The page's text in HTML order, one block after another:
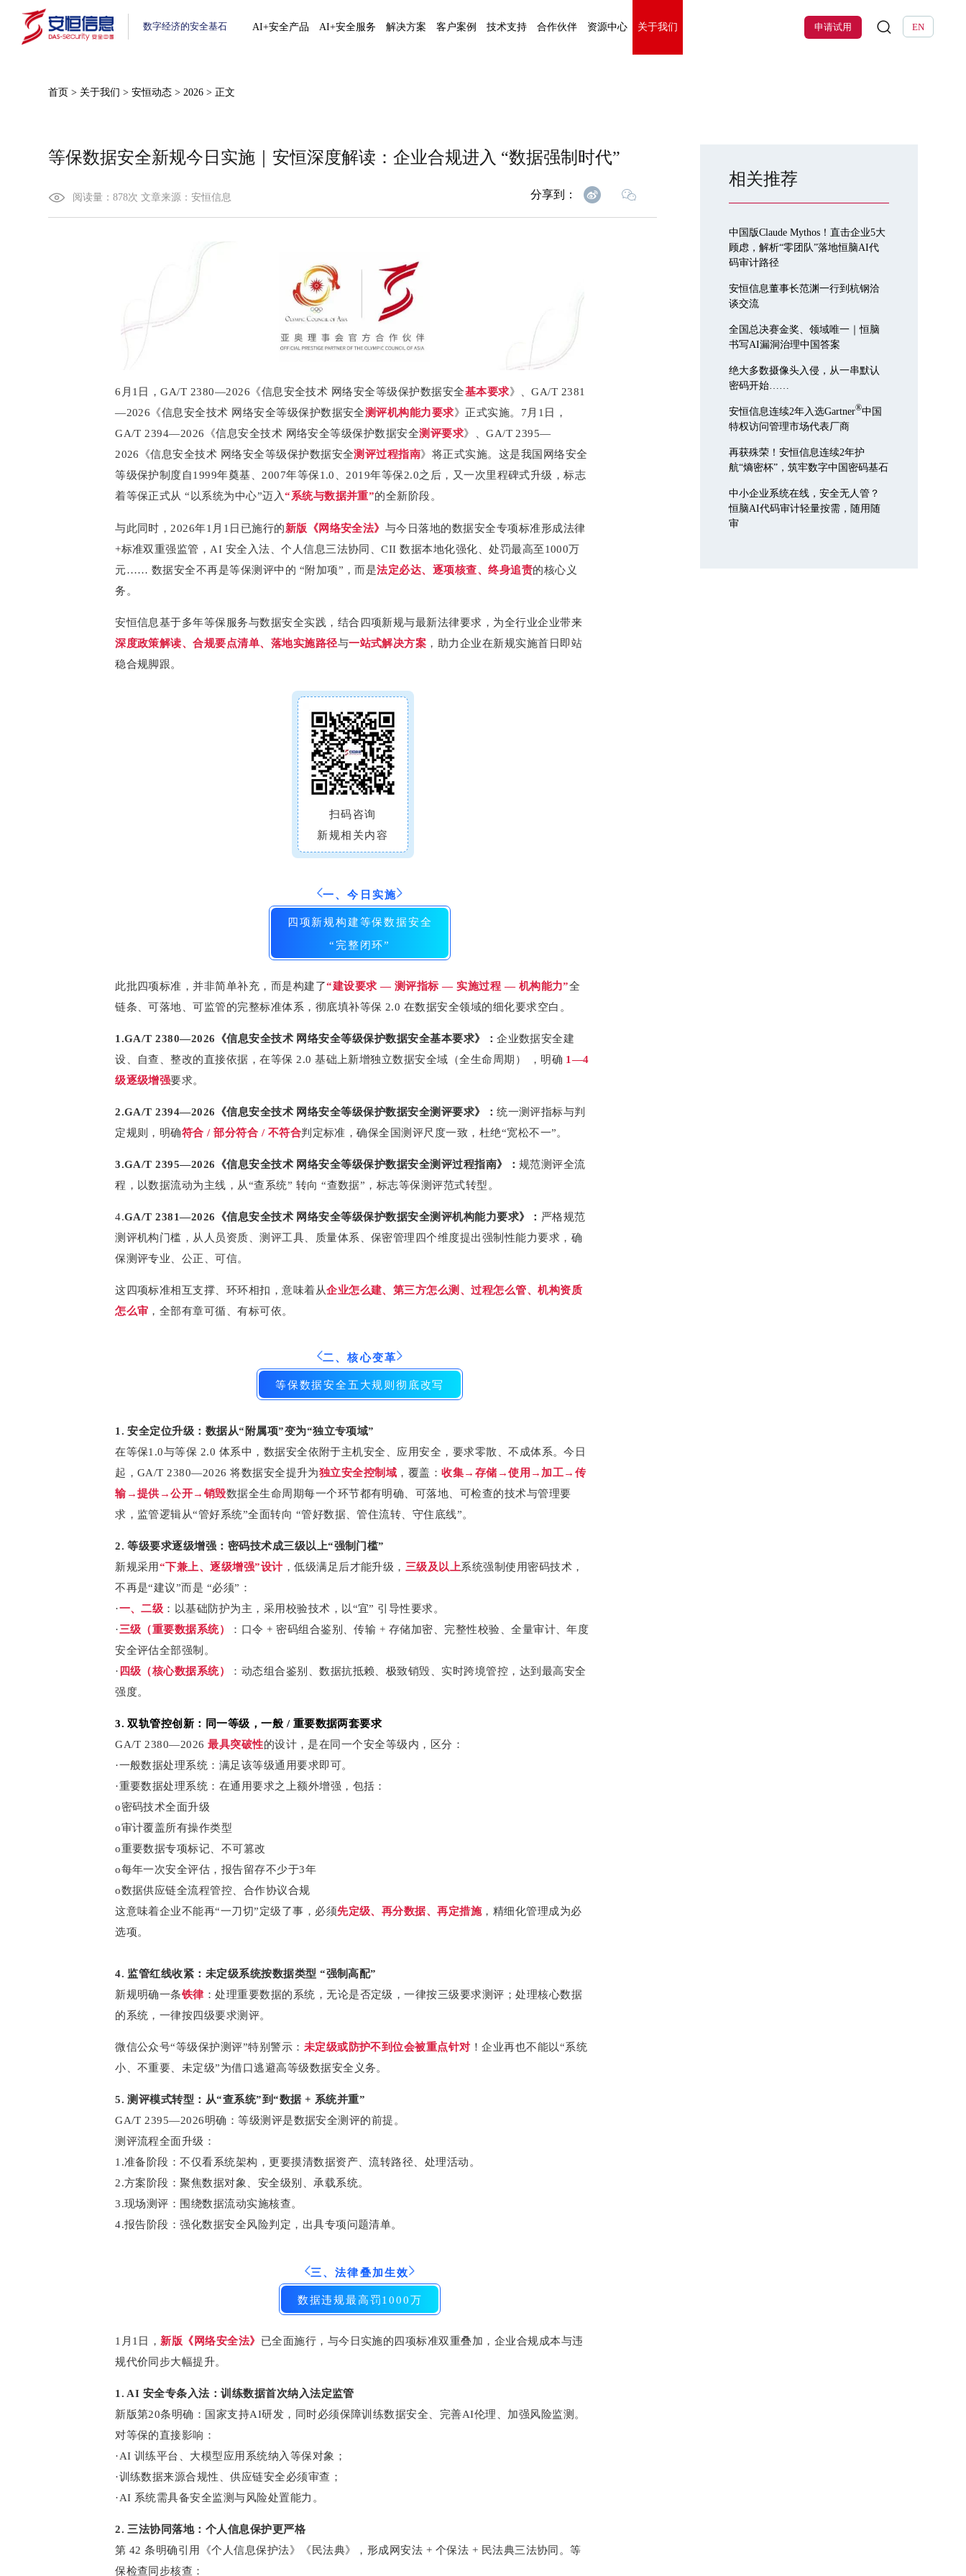
数字经济的安全基石 AI+安全产品 AI+安全服务 解决方案 客户案例 技术支持 合作伙伴 资源中心 关于我们 EN
申请试用
首页 > 关于我们 >安恒动态 >2026 > 正文
等保数据安全新规今日实施｜安恒深度解读：企业合规进入 “数据强制时代”
阅读量：878次文章来源：安恒信息 分享到：
6月1日，GA/T 2380—2026《信息安全技术 网络安全等级保护数据安全基本要求》、GA/T 2381
—2026《信息安全技术 网络安全等级保护数据安全测评机构能力要求》正式实施。7月1日，
GA/T 2394—2026《信息安全技术 网络安全等级保护数据安全测评要求》、GA/T 2395—
2026《信息安全技术 网络安全等级保护数据安全测评过程指南》将正式实施。这是我国网络安全
等级保护制度自1999年奠基、2007年等保1.0、2019年等保2.0之后，又一次里程碑式升级，标志
着等保正式从 “以系统为中心”迈入“系统与数据并重”的全新阶段。
与此同时，2026年1月1日已施行的新版《网络安全法》 与今日落地的数据安全专项标准形成法律
+标准双重强监管，AI 安全入法、个人信息三法协同、CII 数据本地化强化、处罚最高至1000万
元…… 数据安全不再是等保测评中的 “附加项”，而是法定必达、逐项核查、终身追责的核心义
务。
安恒信息基于多年等保服务与数据安全实践，结合四项新规与最新法律要求，为全行业企业带来
深度政策解读、合规要点清单、落地实施路径与一站式解决方案 ，助力企业在新规实施首日即站
稳合规脚跟。
扫码咨询
新规相关内容
一、今日实施
四项新规构建等保数据安全
“完整闭环”
此批四项标准，并非简单补充，而是构建了“建设要求 — 测评指标 — 实施过程 — 机构能力”全
链条、可落地、可监管的完整标准体系，彻底填补等保 2.0 在数据安全领域的细化要求空白。
1.GA/T 2380—2026《信息安全技术 网络安全等级保护数据安全基本要求》：企业数据安全建
设、自查、整改的直接依据，在等保 2.0 基础上新增独立数据安全域（全生命周期） ，明确 1—4
级逐级增强要求。
2.GA/T 2394—2026《信息安全技术 网络安全等级保护数据安全测评要求》：统一测评指标与判
定规则，明确符合 / 部分符合 / 不符合判定标准，确保全国测评尺度一致，杜绝“宽松不一”。
3.GA/T 2395—2026《信息安全技术 网络安全等级保护数据安全测评过程指南》： 规范测评全流
程，以数据流动为主线，从“查系统” 转向 “查数据”，标志等保测评范式转型。
4.GA/T 2381—2026《信息安全技术 网络安全等级保护数据安全测评机构能力要求》： 严格规范
测评机构门槛，从人员资质、测评工具、质量体系、保密管理四个维度提出强制性能力要求，确
保测评专业、公正、可信。
这四项标准相互支撑、环环相扣，意味着从企业怎么建、第三方怎么测、过程怎么管、机构资质
怎么审 ，全部有章可循、有标可依。
二、核心变革
等保数据安全五大规则彻底改写
1. 安全定位升级：数据从“附属项”变为“独立专项域”
在等保1.0与等保 2.0 体系中，数据安全依附于主机安全、应用安全，要求零散、不成体系。今日
起，GA/T 2380—2026 将数据安全提升为独立安全控制域 ，覆盖：收集→存储→使用→加工→传
输→提供→公开→销毁数据全生命周期每一个环节都有明确、可落地、可检查的技术与管理要
求，监管逻辑从“管好系统”全面转向 “管好数据、管住流转、守住底线”。
2. 等级要求逐级增强：密码技术成三级以上“强制门槛”
新规采用“下兼上、逐级增强”设计，低级满足后才能升级， 三级及以上系统强制使用密码技术，
不再是“建议”而是 “必须”：
·一、二级 ：以基础防护为主，采用校验技术，以“宜” 引导性要求。
·三级（重要数据系统）
：口令 + 密码组合鉴别、传输 + 存储加密、完整性校验、全量审计、年度
安全评估全部强制。
· 四级（核心数据系统）
：动态组合鉴别、数据抗抵赖、极致销毁、实时跨境管控，达到最高安全
强度。
3. 双轨管控创新：同一等级，一般 / 重要数据两套要求
GA/T 2380—2026最具突破性的设计，是在同一个安全等级内，区分：
·一般数据处理系统：满足该等级通用要求即可。
·重要数据处理系统：在通用要求之上额外增强，包括：
o密码技术全面升级
o审计覆盖所有操作类型
o重要数据专项标记、不可篡改
o每年一次安全评估，报告留存不少于3年
o数据供应链全流程管控、合作协议合规
这意味着企业不能再“一刀切”定级了事，必须先定级、再分数据、再定措施，精细化管理成为必
选项。
4. 监管红线收紧：未定级系统按数据类型 “强制高配”
新规明确一条铁律 ：处理重要数据的系统，无论是否定级，一律按三级要求测评；处理核心数据
的系统，一律按四级要求测评。
微信公众号“等级保护测评”特别警示： 未定级或防护不到位会被重点针对 ！企业再也不能以“系统
小、不重要、未定级”为借口逃避高等级数据安全义务。
5. 测评模式转型：从“查系统”到“数据 + 系统并重”
GA/T 2395—2026明确：等级测评是数据安全测评的前提。
测评流程全面升级：
1.准备阶段：不仅看系统架构，更要摸清数据资产、流转路径、处理活动。
2.方案阶段：聚焦数据对象、安全级别、承载系统。
3.现场测评：围绕数据流动实施核查。
4.报告阶段：强化数据安全风险判定，出具专项问题清单。
三、法律叠加生效
数据违规最高罚1000万
1月1日， 新版《网络安全法》 已全面施行，与今日实施的四项标准双重叠加，企业合规成本与违
规代价同步大幅提升。
1. AI 安全专条入法：训练数据首次纳入法定监管
新版第20条明确：国家支持AI研发，同时必须保障训练数据安全、完善AI伦理、加强风险监测。
对等保的直接影响：
·AI 训练平台、大模型应用系统纳入等保对象；
·训练数据来源合规性、供应链安全必须审查；
·AI 系统需具备安全监测与风险处置能力。
2. 三法协同落地：个人信息保护更严格
第 42 条明确引用《个人信息保护法》《民法典》，形成网安法 + 个保法 + 民法典三法协同。等
保检查同步核查：
相关推荐
中国版Claude Mythos！直击企业5大
顾虑，解析“零团队”落地恒脑AI代
码审计路径
安恒信息董事长范渊一行到杭钢洽
谈交流
全国总决赛金奖、领域唯一｜恒脑
书写AI漏洞治理中国答案
绝大多数摄像头入侵，从一串默认
密码开始……
安恒信息连续2年入选Gartner®中国
特权访问管理市场代表厂商
再获殊荣！安恒信息连续2年护
航“熵密杯”，筑牢数字中国密码基石
中小企业系统在线，安全无人管？
恒脑AI代码审计轻量按需，随用随
审